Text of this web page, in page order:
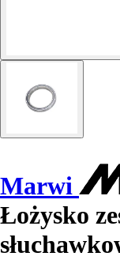
Marwi
Łożysko